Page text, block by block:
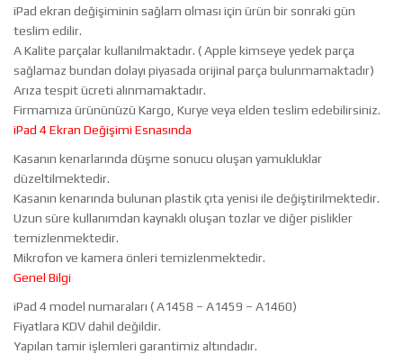
iPad ekran değişiminin sağlam olması için ürün bir sonraki gün
teslim edilir.
A Kalite parçalar kullanılmaktadır. ( Apple kimseye yedek parça
sağlamaz bundan dolayı piyasada orijinal parça bulunmamaktadır)
Arıza tespit ücreti alınmamaktadır.
Firmamıza ürününüzü Kargo, Kurye veya elden teslim edebilirsiniz.
iPad 4 Ekran Değişimi Esnasında
Kasanın kenarlarında düşme sonucu oluşan yamukluklar
düzeltilmektedir.
Kasanın kenarında bulunan plastik çıta yenisi ile değiştirilmektedir.
Uzun süre kullanımdan kaynaklı oluşan tozlar ve diğer pislikler
temizlenmektedir.
Mikrofon ve kamera önleri temizlenmektedir.
Genel Bilgi
iPad 4 model numaraları ( A1458 – A1459 – A1460)
Fiyatlara KDV dahil değildir.
Yapılan tamir işlemleri garantimiz altındadır.